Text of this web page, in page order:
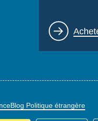
Lien
Blog Politique étrangère